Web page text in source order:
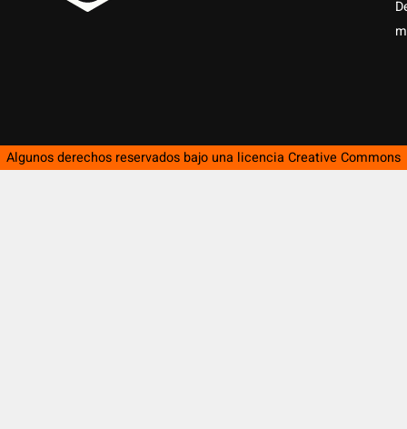
Algunos derechos reservados bajo una licencia Creative Commons